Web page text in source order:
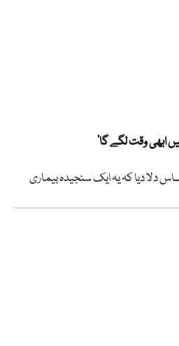
ابھی وقت لگے گا‘
دلا دیا کہ یہ ایک سنجیدہ بیماری